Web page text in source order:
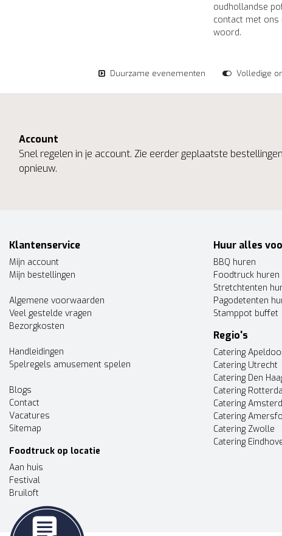
oudhollandse
contact met
woord.
Duurzame evenementen Volledige
Account
Snel regelen in je account. Zie eerder geplaatste
opnieuw.
Klantenservice
Mijn account
Mijn bestellingen
Algemene voorwaarden
Veel gestelde vragen
Bezorgkosten
Handleidingen
Spelregels amusement spelen
Blogs
Contact
Vacatures
Sitemap
Foodtruck op locatie
Aan huis
Festival
Bruiloft
Huur alles
BBQ huren
Foodtruck huren
Stretchtenten
Pagodetenten
Stamppot buffet
Regio's
Catering
Catering Utrecht
Catering Den
Catering
Catering
Catering
Catering Zwolle
Catering